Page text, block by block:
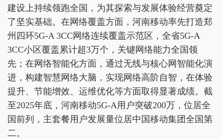
建设上持续领跑全国，为其探索与发展体验经营奠定
了坚实基础。在网络覆盖方面，河南移动率先打造郑
州四环5G-A 3CC网络连续覆盖示范区，全省5G-A
3CC小区覆盖累计超3万个，关键网络能力全国领
先；在网络智能化方面，通过无线与核心网智能化演
进，构建智慧网络大脑，实现网络高阶自智，在体验
提升、节能增效、运维优化等方面取得显著成绩。截
至2025年底，河南移动5G-A用户突破200万，位居全
国前列，主套餐用户发展量位居中国移动集团全国第
二。